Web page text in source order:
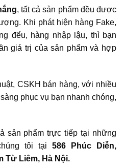
, tất cả sản phẩm đều được
Khi phát hiện hàng Fake,
đểu, hàng nhập lậu, thì bạn
giá trị của sản phẩm và hợp
CSKH bán hàng, với nhiều
phục vụ bạn nhanh chóng,
sản phẩm trực tiếp tại những
tôi tại 586 Phúc Diễn,
Từ Liêm, Hà Nội.